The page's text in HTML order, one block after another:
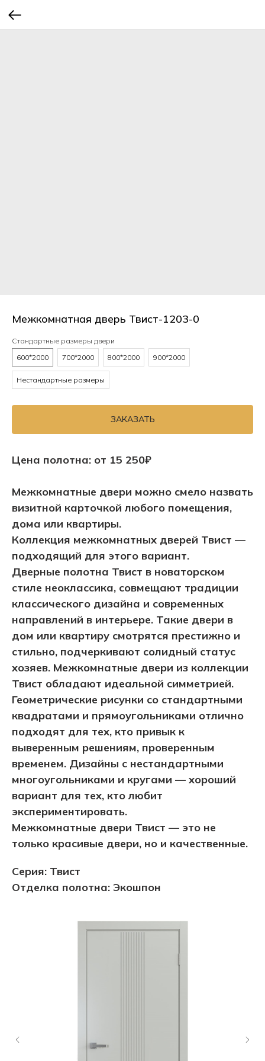
Межкомнатная дверь Твист-1203-0
Стандартные размеры двери
600*2000
700*2000 800*2000 900*2000
Нестандартные размеры
ЗАКАЗАТЬ
Цена полотна: от 15 250₽
Межкомнатные двери можно смело назвать
визитной карточкой любого помещения,
дома или квартиры.
Коллекция межкомнатных дверей Твист —
подходящий для этого вариант.
Дверные полотна Твист в новаторском
стиле неоклассика, совмещают традиции
классического дизайна и современных
направлений в интерьере. Такие двери в
дом или квартиру смотрятся престижно и
стильно, подчеркивают солидный статус
хозяев. Межкомнатные двери из коллекции
Твист обладают идеальной симметрией.
Геометрические рисунки со стандартными
квадратами и прямоугольниками отлично
подходят для тех, кто привык к
выверенным решениям, проверенным
временем. Дизайны с нестандартными
многоугольниками и кругами — хороший
вариант для тех, кто любит
экспериментировать.
Межкомнатные двери Твист — это не
только красивые двери, но и качественные.
Серия: Твист
Отделка полотна: Экошпон